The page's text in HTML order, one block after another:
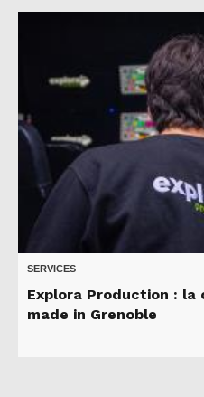
SERVICES
Explora Production :
made in Grenoble